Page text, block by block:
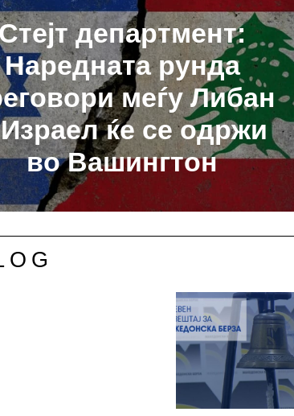
департмент:
Наредната рунда
меѓу Либан
ќе се одржи
во Вашингтон